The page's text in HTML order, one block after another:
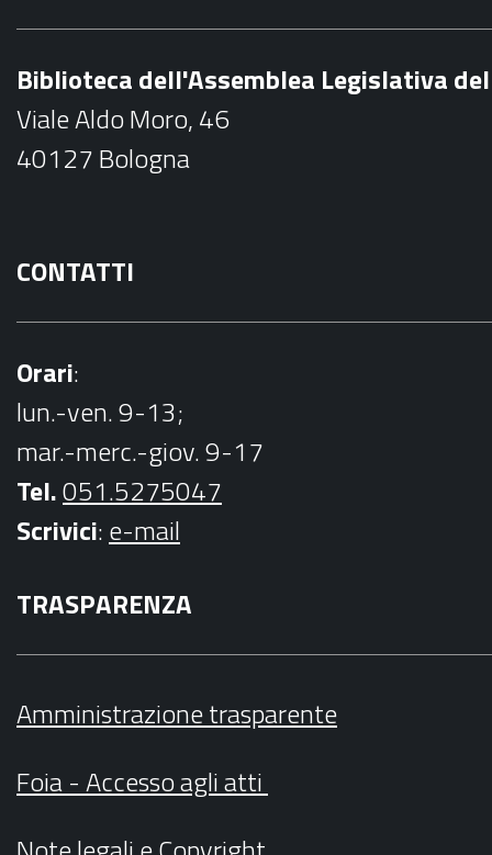
e
o
k
Biblioteca dell'Assemblea Legislativa
Viale Aldo Moro, 46
40127 Bologna
CONTATTI
Orari:
lun.-ven. 9-13;
mar.-merc.-giov. 9-17
Tel.051.5275047
Scrivici:e-mail
TRASPARENZA
Amministrazione trasparente
Foia - Accesso agli atti